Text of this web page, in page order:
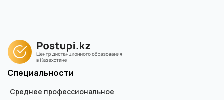
Специальности
Среднее профессиональное